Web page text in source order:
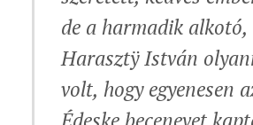
de a harmadik alkotó,
Harasztÿ István
volt, hogy egyenesen